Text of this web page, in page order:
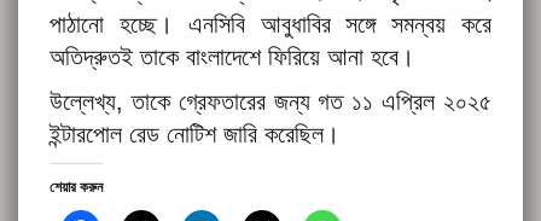
পাঠানো হচ্ছে। এনসিবি আবুধাবির সঙ্গে সমন্বয় করে
অতিদ্রুতই তাকে বাংলাদেশে ফিরিয়ে আনা হবে।
উল্লেখ্য, তাকে গ্রেফতারের জন্য গত ১১ এপ্রিল ২০২৫
ইন্টারপোল রেড নোটিশ জারি করেছিল।
শেয়ার করুন